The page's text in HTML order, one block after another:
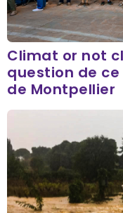
Climat or not
question de ce
de Montpellier